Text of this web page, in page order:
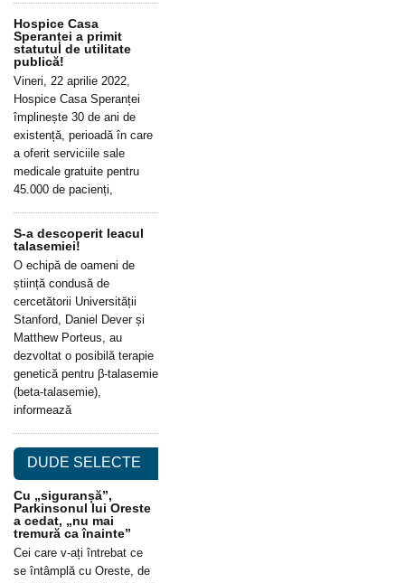
Hospice Casa
Speranței a primit
statutul de utilitate
publică!
Vineri, 22 aprilie 2022,
Hospice Casa Speranței
împlinește 30 de ani de
existență, perioadă în care
a oferit serviciile sale
medicale gratuite pentru
45.000 de pacienți,
S-a descoperit leacul
talasemiei!
O echipă de oameni de
știință condusă de
cercetătorii Universității
Stanford, Daniel Dever și
Matthew Porteus, au
dezvoltat o posibilă terapie
genetică pentru β-talasemie
(beta-talasemie),
informează
DUDE SELECTE
Cu „siguranșă”,
Parkinsonul lui Oreste
a cedat, „nu mai
tremură ca înainte”
Cei care v-ați întrebat ce
se întâmplă cu Oreste, de